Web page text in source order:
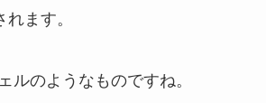
ます。
ルのようなものですね。